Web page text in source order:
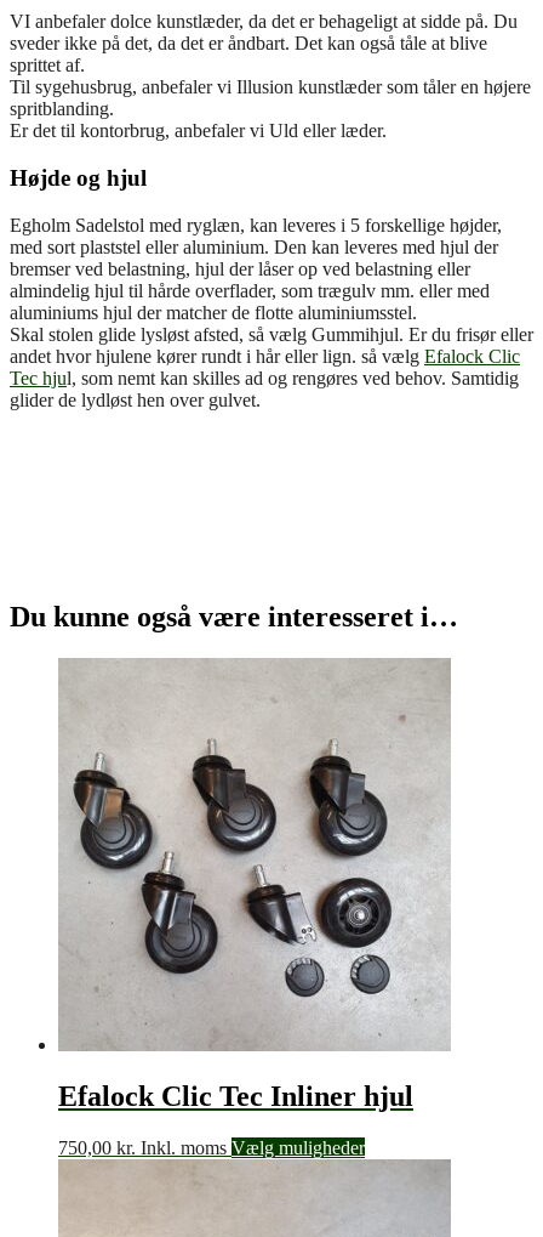
VI anbefaler dolce kunstlæder, da det er behageligt at sidde på. Du
sveder ikke på det, da det er åndbart. Det kan også tåle at blive
sprittet af.
Til sygehusbrug, anbefaler vi Illusion kunstlæder som tåler en højere
spritblanding.
Er det til kontorbrug, anbefaler vi Uld eller læder.
Højde og hjul
Egholm Sadelstol med ryglæn, kan leveres i 5 forskellige højder,
med sort plaststel eller aluminium. Den kan leveres med hjul der
bremser ved belastning, hjul der låser op ved belastning eller
almindelig hjul til hårde overflader, som trægulv mm. eller med
aluminiums hjul der matcher de flotte aluminiumsstel.
Skal stolen glide lysløst afsted, så vælg Gummihjul. Er du frisør eller
andet hvor hjulene kører rundt i hår eller lign. så vælg Efalock Clic
Tec hjul, som nemt kan skilles ad og rengøres ved behov. Samtidig
glider de lydløst hen over gulvet.
Du kunne også være interesseret i…
Efalock Clic Tec Inliner hjul
750,00 kr. Inkl. moms Vælg muligheder